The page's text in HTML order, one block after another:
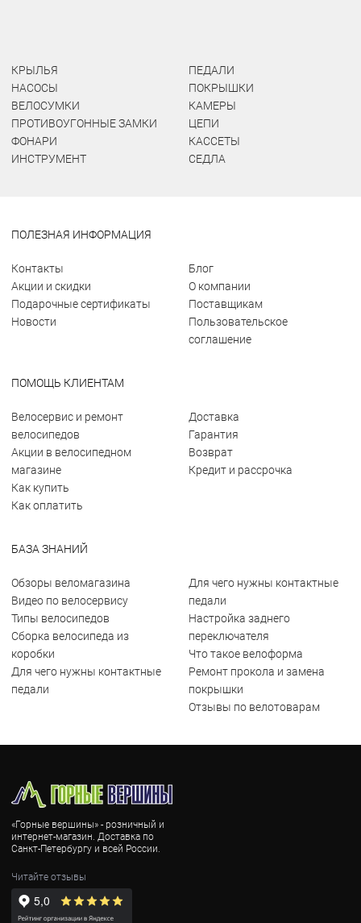
КРЫЛЬЯ
НАСОСЫ
ВЕЛОСУМКИ
ПРОТИВОУГОННЫЕ ЗАМКИ
ФОНАРИ
ИНСТРУМЕНТ
ПЕДАЛИ
ПОКРЫШКИ
КАМЕРЫ
ЦЕПИ
КАССЕТЫ
СЕДЛА
ПОЛЕЗНАЯ ИНФОРМАЦИЯ
Контакты
Акции и скидки
Подарочные сертификаты
Новости
Блог
О компании
Поставщикам
Пользовательское
соглашение
ПОМОЩЬ КЛИЕНТАМ
Велосервис и ремонт
велосипедов
Акции в велосипедном
магазине
Как купить
Как оплатить
Доставка
Гарантия
Возврат
Кредит и рассрочка
БАЗА ЗНАНИЙ
Обзоры веломагазина
Видео по велосервису
Типы велосипедов
Сборка велосипеда из
коробки
Для чего нужны контактные
педали
Для чего нужны контактные
педали
Настройка заднего
переключателя
Что такое велоформа
Ремонт прокола и замена
покрышки
Отзывы по велотоварам
«Горные вершины» - розничный и
интернет-магазин. Доставка по
Санкт-Петербургу и всей России.
Читайте отзывы